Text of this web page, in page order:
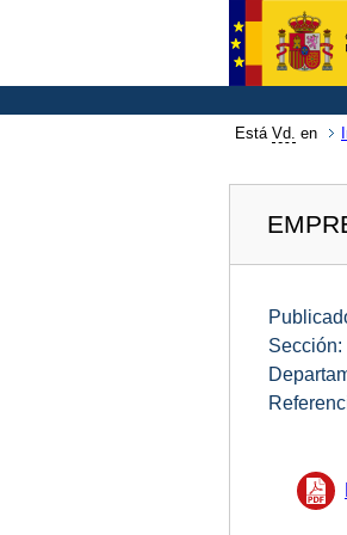
Está Vd. en
Sección: